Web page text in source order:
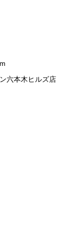
六本木ヒルズ店